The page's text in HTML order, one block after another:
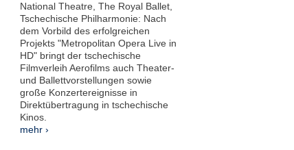
National Theatre, The Royal Ballet,
Tschechische Philharmonie: Nach
dem Vorbild des erfolgreichen
Projekts "Metropolitan Opera Live in
HD" bringt der tschechische
Filmverleih Aerofilms auch Theater-
und Ballettvorstellungen sowie
große Konzertereignisse in
Direktübertragung in tschechische
Kinos.
mehr ›